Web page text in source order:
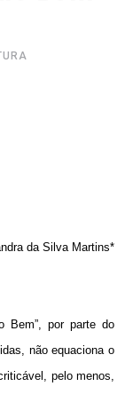
da Silva Martins*
Bem”, por parte do
não equaciona o
pelo menos,